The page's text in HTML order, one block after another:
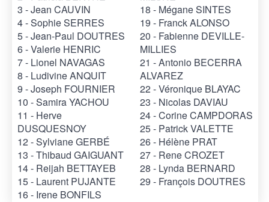
3 - Jean CAUVIN
4 - Sophie SERRES
5 - Jean-Paul DOUTRES
6 - Valerie HENRIC
7 - Lionel NAVAGAS
8 - Ludivine ANQUIT
9 - Joseph FOURNIER
10 - Samira YACHOU
11 - Herve
DUSQUESNOY
12 - Sylviane GERBÉ
13 - Thibaud GAIGUANT
14 - Reijah BETTAYEB
15 - Laurent PUJANTE
16 - Irene BONFILS
18 - Mégane SINTES
19 - Franck ALONSO
20 - Fabienne DEVILLE-
MILLIES
21 - Antonio BECERRA
ALVAREZ
22 - Véronique BLAYAC
23 - Nicolas DAVIAU
24 - Corine CAMPDORAS
25 - Patrick VALETTE
26 - Hélène PRAT
27 - Rene CROZET
28 - Lynda BERNARD
29 - François DOUTRES